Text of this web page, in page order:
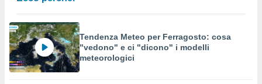
Tendenza Meteo per Ferragosto: cosa
"vedono" e ci "dicono" i modelli
meteorologici